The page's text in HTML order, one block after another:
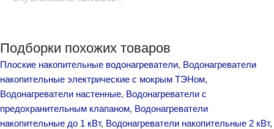
Подборки похожих товаров
Плоские накопительные водонагреватели, Водонагреватели
накопительные электрические с мокрым ТЭНом,
Водонагреватели настенные, Водонагреватели с
предохранительным клапаном, Водонагреватели
накопительные до 1 кВт, Водонагреватели накопительные 2 кВт,